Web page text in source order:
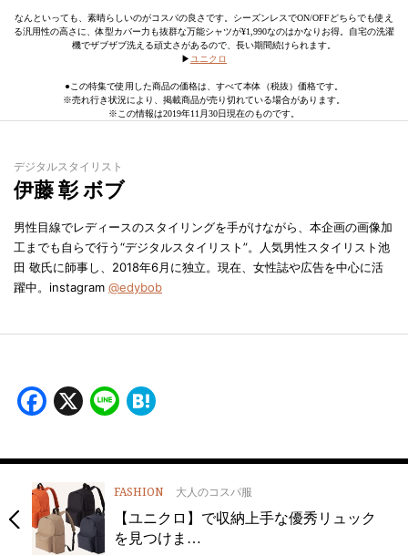
なんといっても、素晴らしいのがコスパの良さです。シーズンレスでON/OFFどちらでも使え
る汎用性の高さに、体型カバー力も抜群な万能シャツが¥1,990なのはかなりお得。自宅の洗濯
機でザブザブ洗える頑丈さがあるので、長い期間続けられます。
▶︎ ユニクロ
●この特集で使用した商品の価格は、すべて本体（税抜）価格です。
※売れ行き状況により、掲載商品が売り切れている場合があります。
※この情報は2019年11月30日現在のものです。
デジタルスタイリスト
伊藤 彰 ボブ
男性目線でレディースのスタイリングを手がけながら、本企画の画像加
工までも自らで行う“デジタルスタイリスト”。人気男性スタイリスト池
田 敬氏に師事し、2018年6月に独立。現在、女性誌や広告を中心に活
躍中。instagram @edybob
Facebook
X Line
FASHION 大人のコスパ服
【ユニクロ】で収納上手な優秀リュック
を見つけま…